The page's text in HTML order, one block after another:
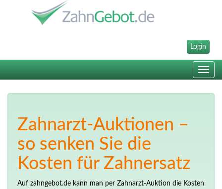
Login
Toggle
Zahnarzt-Auktionen –
so senken Sie die
Kosten für Zahnersatz
Auf zahngebot.de kann man per Zahnarzt-Auktion die Kosten